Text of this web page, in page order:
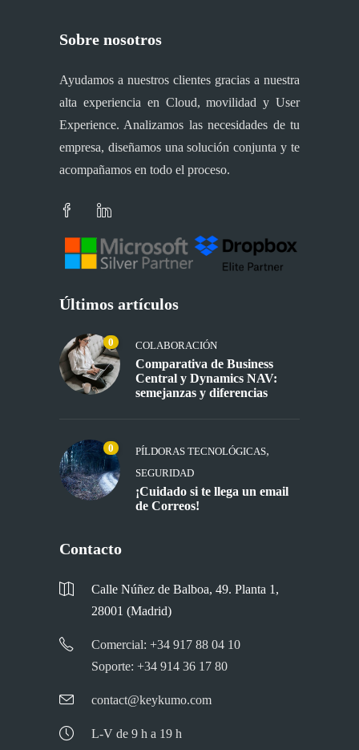
Sobre nosotros
Ayudamos a nuestros clientes gracias a nuestra
alta experiencia en Cloud, movilidad y User
Experience. Analizamos las necesidades de tu
empresa, diseñamos una solución conjunta y te
acompañamos en todo el proceso.
Últimos artículos
0 COLABORACIÓN
Comparativa de Business
Central y Dynamics NAV:
semejanzas y diferencias
0 PÍLDORAS TECNOLÓGICAS,
SEGURIDAD
¡Cuidado si te llega un email
de Correos!
Contacto
Calle Núñez de Balboa, 49. Planta 1,
28001 (Madrid)
Comercial: +34 917 88 04 10
Soporte: +34 914 36 17 80
contact@keykumo.com
L-V de 9 h a 19 h